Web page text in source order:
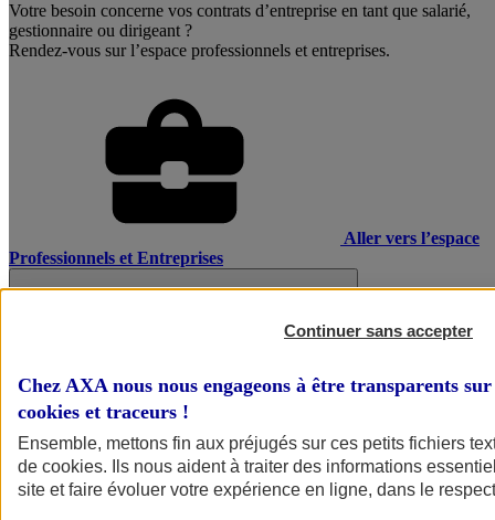
Votre besoin concerne vos contrats d’entreprise en tant que salarié,
gestionnaire ou dirigeant ?
Rendez-vous sur l’espace professionnels et entreprises.
Aller vers l’espace
Professionnels et Entreprises
Continuer sans accepter
Chez AXA nous nous engageons à être transparents
cookies et traceurs !
Ensemble, mettons fin aux préjugés sur ces petits fichiers
de cookies. Ils nous aident à traiter des informations
site et faire évoluer votre expérience en ligne, dans le